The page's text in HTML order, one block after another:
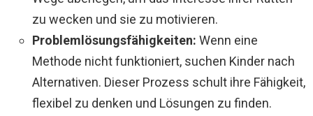
zu wecken und sie zu motivieren.
Problemlösungsfähigkeiten: Wenn eine
Methode nicht funktioniert, suchen Kinder nach
Alternativen. Dieser Prozess schult ihre Fähigkeit,
flexibel zu denken und Lösungen zu finden.